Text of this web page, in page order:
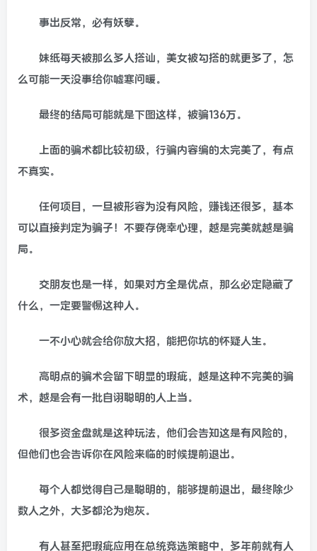
事出反常，必有妖孽。
妹纸每天被那么多人搭讪，美女被勾搭的就更多了，怎
么可能一天没事给你嘘寒问暖。
最终的结局可能就是下图这样，被骗136万。
上面的骗术都比较初级，行骗内容编的太完美了，有点
不真实。
任何项目，一旦被形容为没有风险，赚钱还很多，基本
可以直接判定为骗子！不要存侥幸心理，越是完美就越是骗
局。
交朋友也是一样，如果对方全是优点，那么必定隐藏了
什么，一定要警惕这种人。
一不小心就会给你放大招，能把你坑的怀疑人生。
高明点的骗术会留下明显的瑕疵，越是这种不完美的骗
术，越是会有一批自诩聪明的人上当。
很多资金盘就是这种玩法，他们会告知这是有风险的，
但他们也会告诉你在风险来临的时候提前退出。
每个人都觉得自己是聪明的，能够提前退出，最终除少
数人之外，大多都沦为炮灰。
有人甚至把瑕疵应用在总统竞选策略中，多年前就有人